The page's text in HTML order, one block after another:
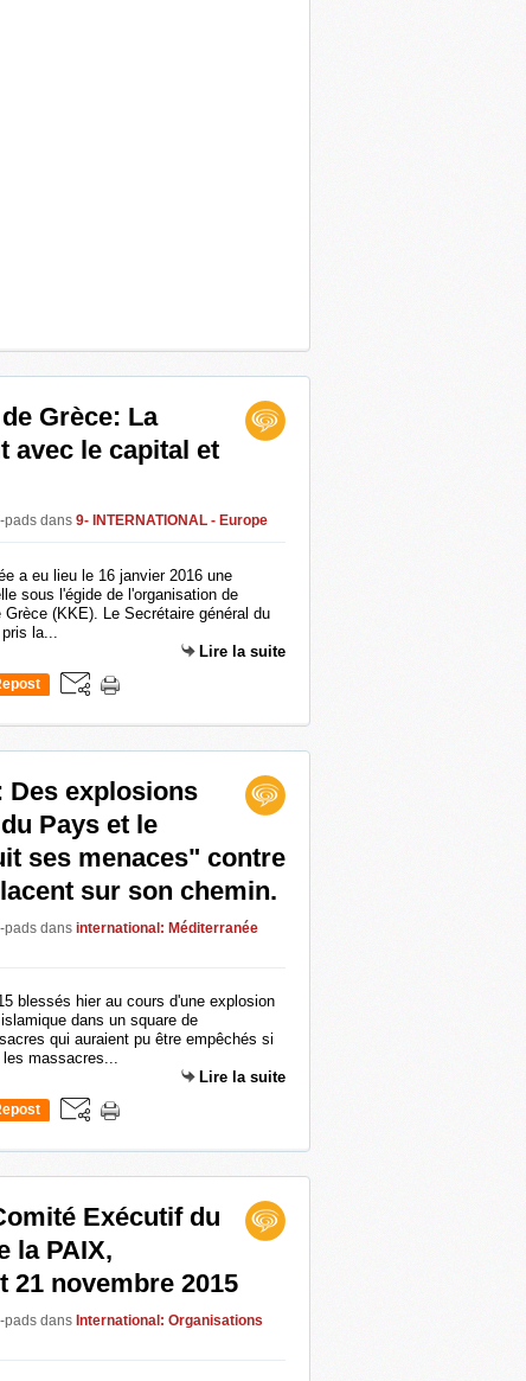
Grèce: La
avec le capital et
pads dans 9- INTERNATIONAL - Europe
a eu lieu le 16 janvier 2016 une
sous l'égide de l'organisation de
(KKE). Le Secrétaire général du
la...
Lire la suite
Des explosions
Pays et le
ses menaces" contre
sur son chemin.
pads dans international: Méditerranée
blessés hier au cours d'une explosion
dans un square de
qui auraient pu être empêchés si
les massacres...
Lire la suite
Exécutif du
la PAIX,
21 novembre 2015
pads dans International: Organisations